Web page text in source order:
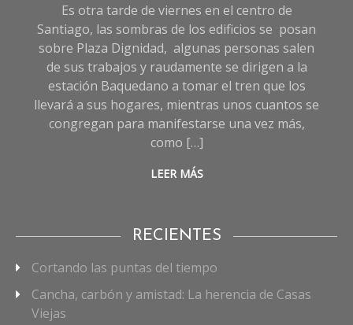
Es otra tarde de viernes en el centro de
Santiago, las sombras de los edificios se posan
sobre Plaza Dignidad, algunas personas salen
de sus trabajos y raudamente se dirigen a la
estación Baquedano a tomar el tren que los
llevará a sus hogares, mientras unos cuantos se
congregan para manifestarse una vez más,
como […]
LEER MÁS
RECIENTES
Cortando las puntas del tiempo
Cancha, carbón y amistad: La herencia de Casas
Viejas